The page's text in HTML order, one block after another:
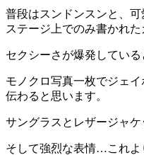
普段はスンドンスンと、可
ステージ上でのみ書かれ
セクシーさが爆発している
モノクロ写真一枚でジェ
伝わると思います。
サングラスとレザージャ
そして強烈な表情…これよ